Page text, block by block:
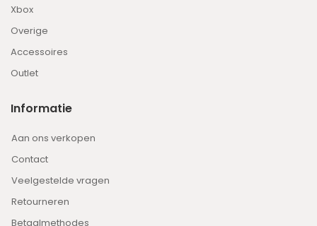
Xbox
Overige
Accessoires
Outlet
Informatie
Aan ons verkopen
Contact
Veelgestelde vragen
Retourneren
Betaalmethodes